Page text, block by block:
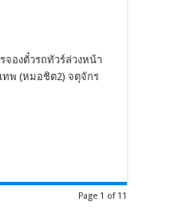
จองตั๋วรถทัวร์ล่วงหน้า
ทพ (หมอชิต2) จตุจักร
Page 1 of 11